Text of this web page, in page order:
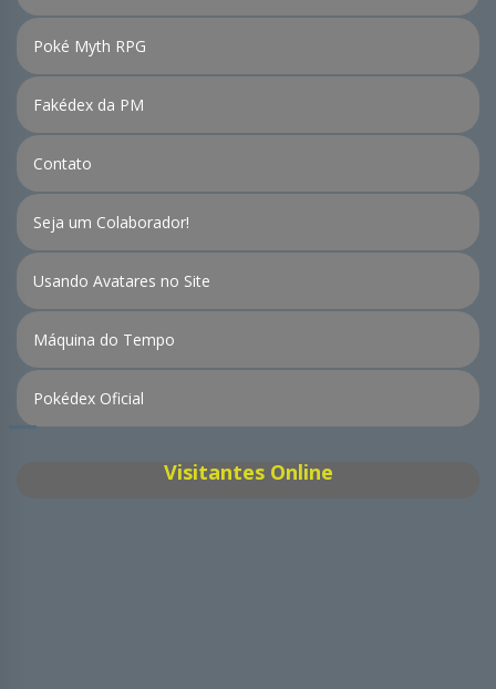
Poké Myth RPG
Fakédex da PM
Contato
Seja um Colaborador!
Usando Avatares no Site
Máquina do Tempo
Pokédex Oficial
Visitantes Online